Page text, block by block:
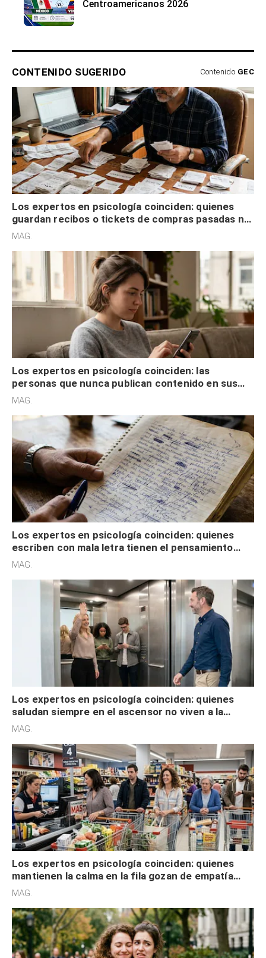
Centroamericanos 2026
CONTENIDO SUGERIDO Contenido GEC
Los expertos en psicología coinciden: quienes
guardan recibos o tickets de compras pasadas no
son acumuladores, sino que tienen necesidad de
MAG.
Los expertos en psicología coinciden: las
personas que nunca publican contenido en sus
redes sociales no pretenden buscar validación
MAG.
Los expertos en psicología coinciden: quienes
escriben con mala letra tienen el pensamiento
acelerado y no lo hacen por desinterés
MAG.
Los expertos en psicología coinciden: quienes
saludan siempre en el ascensor no viven a la
defensiva y tienen apertura social
MAG.
Los expertos en psicología coinciden: quienes
mantienen la calma en la fila gozan de empatía
cognitiva, gratitud y no solo tienen autocontrol
MAG.